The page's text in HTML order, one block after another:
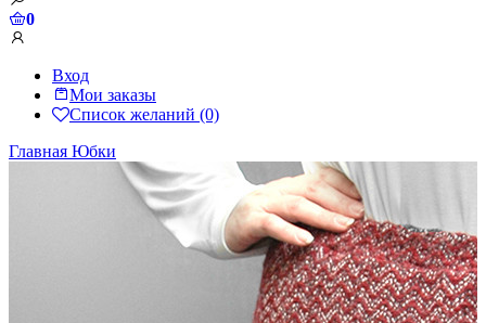
0
Вход
Мои заказы
Список желаний (0)
Главная Юбки